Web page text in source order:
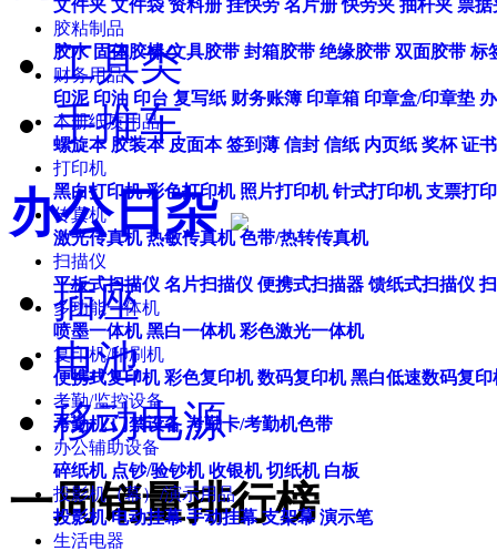
文件夹 文件袋 资料册 挂快劳 名片册 快劳夹 抽杆夹 票据
胶粘制品
胶水 固体胶棒 文具胶带 封箱胶带 绝缘胶带 双面胶带 标
财务用品
印泥 印油 印台 复写纸 财务账簿 印章箱 印章盒/印章垫
本册纸质用品
螺旋本 胶装本 皮面本 签到薄 信封 信纸 内页纸 奖杯 证书
打印机
黑白打印机 彩色打印机 照片打印机 针式打印机 支票打
传真机
激光传真机 热敏传真机 色带/热转传真机
扫描仪
平板式扫描仪 名片扫描仪 便携式扫描器 馈纸式扫描仪
多功能一体机
喷墨一体机 黑白一体机 彩色激光一体机
复印机/印刷机
便携式复印机 彩色复印机 数码复印机 黑白低速数码复印
考勤/监控设备
考勤机 门禁设备 考勤卡/考勤机色带
办公辅助设备
碎纸机 点钞/验钞机 收银机 切纸机 白板
投影机（幕）/演示用品
投影机 电动挂幕 手动挂幕 支架幕 演示笔
生活电器
工具类
手推车
办公日杂
插座
电池
移动电源
一周销量排行榜